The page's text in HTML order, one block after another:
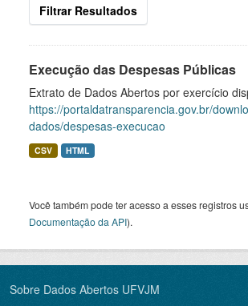
Filtrar Resultados
Execução das Despesas Públicas
Extrato de Dados Abertos por exercício
https://portaldatransparencia.gov.br/
dados/despesas-execucao
CSV HTML
Você também pode ter acesso a esses registros
Documentação da API).
Sobre Dados Abertos UFVJM